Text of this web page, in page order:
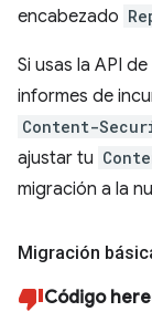
encabezado
Si usas la API
informes de
Content-
ajustar tu
migración a la
Migración
Código